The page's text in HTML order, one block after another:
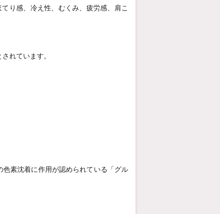
り感、冷え性、むくみ、疲労感、肩こ
れています。
素沈着に作用が認められている「グル